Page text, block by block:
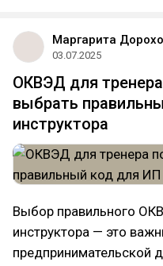
Маргарита
03.07.2025
ОКВЭД для
выбрать
инструктора
Выбор правильного
инструктора — это
предпринимательской